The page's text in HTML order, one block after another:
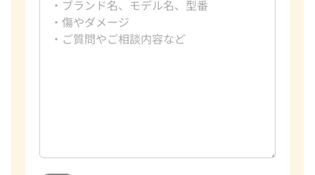
様の大切なお品物を最良の価格でお取引できるよう、査定員
一同、ご満足いただける買取を提供してまいります。
サウナ・温泉